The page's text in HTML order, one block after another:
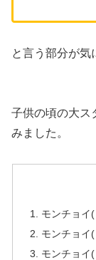
と言う部分が気
子供の頃の大ス
みました。
モンチョイ
モンチョイ
モンチョイ